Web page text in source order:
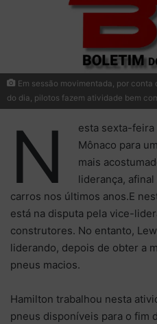
Em sessão movimentada, por
do dia, pilotos fazem atividade bem
N
esta sexta-feira
Mônaco para
mais
liderança,
carros nos últimos anos.E
está na disputa pela vice-
construtores. No entanto,
liderando, depois de obter a
pneus macios.
Hamilton trabalhou nesta
pneus disponíveis para o fim